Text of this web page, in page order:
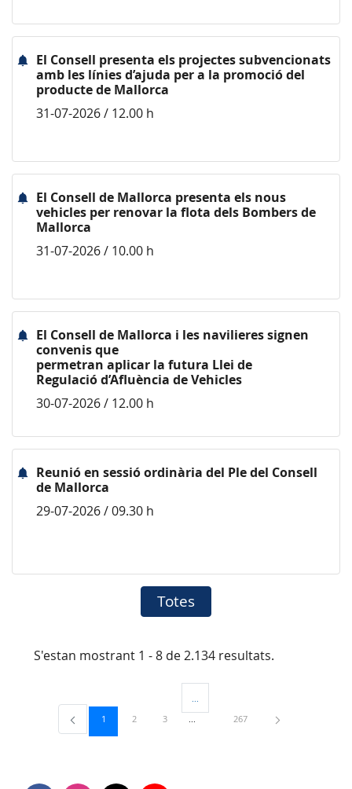
El Consell presenta els projectes subvencionats
amb les línies d’ajuda per a la promoció del
producte de Mallorca
31-07-2026 / 12.00 h
El Consell de Mallorca presenta els nous
vehicles per renovar la flota dels Bombers de
Mallorca
31-07-2026 / 10.00 h
El Consell de Mallorca i les navilieres signen
convenis que
permetran aplicar la futura Llei de
Regulació d’Afluència de Vehicles
30-07-2026 / 12.00 h
Reunió en sessió ordinària del Ple del Consell
de Mallorca
29-07-2026 / 09.30 h
Totes
S'estan mostrant 1 - 8 de 2.134 resultats.
Pàgina
1 Pàgina
2 Pàgina
3
Pàgines intermèdies Utilitzeu TAB per
Pàgina
267